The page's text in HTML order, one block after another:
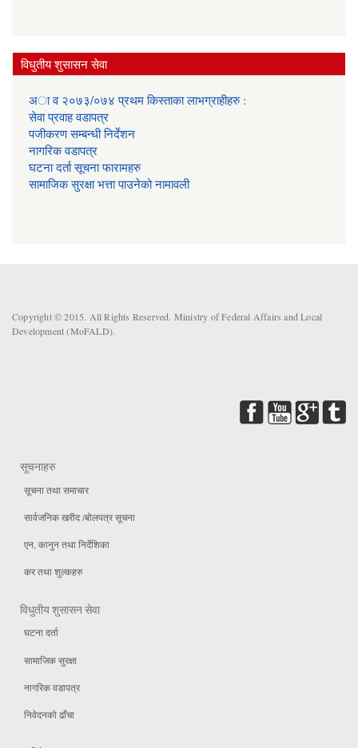
विधुतीय शुसासन सेवा
अा व २०७३/०७४ प्रथम किस्ताका लाभग्राहीहरु :
सेवा प्रवाह वडापत्र
प‌जीकरण सम्बन्धी निर्देशन
नागरिक वडापत्र
घटना दर्ता सूचना फारामहरु
सामाजिक सुरक्षा भत्ता पाउनेको नामावली
Copyright © 2015. All Rights Reserved. Ministry of Federal Affairs and Local
Development (MoFALD).
सूचनाहरु
सूचना तथा समाचार
सार्वजनिक खरीद /बोलपत्र सूचना
एन, कानुन तथा निर्देशिका
कर तथा शुल्कहरु
विधुतीय शुसासन सेवा
घटना दर्ता
सामाजिक सुरक्षा
नागरिक वडापत्र
निवेदनको ढाँचा